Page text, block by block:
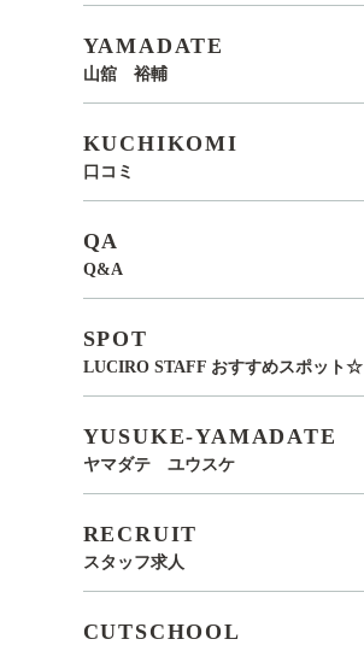
YAMADATE
山舘 裕輔
KUCHIKOMI
口コミ
QA
Q&A
SPOT
LUCIRO STAFF おすすめスポット☆
YUSUKE-YAMADATE
ヤマダテ ユウスケ
RECRUIT
スタッフ求人
CUTSCHOOL